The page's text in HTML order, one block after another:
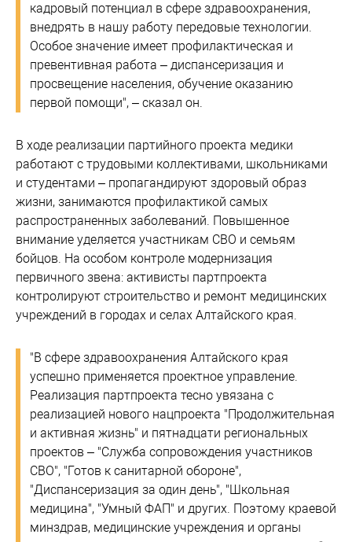
кадровый потенциал в сфере здравоохранения,
внедрять в нашу работу передовые технологии.
Особое значение имеет профилактическая и
превентивная работа – диспансеризация и
просвещение населения, обучение оказанию
первой помощи", – сказал он.
В ходе реализации партийного проекта медики
работают с трудовыми коллективами, школьниками
и студентами – пропагандируют здоровый образ
жизни, занимаются профилактикой самых
распространенных заболеваний. Повышенное
внимание уделяется участникам СВО и семьям
бойцов. На особом контроле модернизация
первичного звена: активисты партпроекта
контролируют строительство и ремонт медицинских
учреждений в городах и селах Алтайского края.
"В сфере здравоохранения Алтайского края
успешно применяется проектное управление.
Реализация партпроекта тесно увязана с
реализацией нового нацпроекта "Продолжительная
и активная жизнь" и пятнадцати региональных
проектов – "Служба сопровождения участников
СВО", "Готов к санитарной обороне",
"Диспансеризация за один день", "Школьная
медицина", "Умный ФАП" и других. Поэтому краевой
минздрав, медицинские учреждения и органы